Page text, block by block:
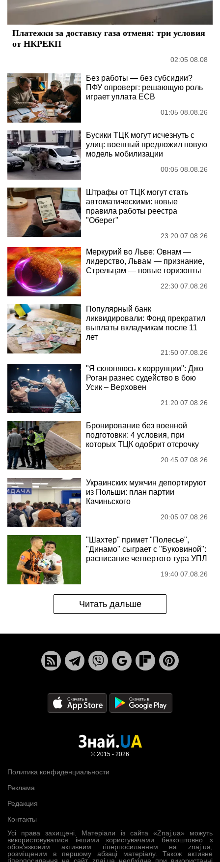
Платежки за доставку газа отменя: три условия
от НКРЕКП
02:05 08.08
Без работы — без субсидии?
ПФУ опроверг: решающую роль
играет уплата ЕСВ
01:05 08.08.26
Бусики ТЦК могут исчезнуть с
улиц: военный предложил новую
модель мобилизации
00:05 08.08.26
Штрафы от ТЦК могут стать
автоматическими: новые
правила работы реестра
"Оберег"
23:20 07.08.26
Меркурий во Льве: Овнам —
лидерство, Львам — признание,
Стрельцам — новые горизонты
22:30 07.08.26
Популярный банк
ликвидировали: Фонд прекратил
выплаты вкладчикам после 11
лет
21:50 07.08.26
"Я склоняюсь к коррупции": Джо
Роган разнес судейство в бою
Усик – Верховен
21:20 07.08.26
Бронирование без военной
подготовки: 4 условия, при
которых ТЦК одобрит отсрочку
20:45 07.08.26
Украинских мужчин депортируют
из Польши: план партии
Качиньского
20:05 07.08.26
"Шахтер" примет "Полесье",
"Динамо" сыграет с "Буковиной":
расписание четвертого тура УПЛ
19:40 07.08.26
Читать дальше
Усі права захищені. Матеріали із сайта «Znaj.ua» можуть
використовуватися іншими користувачами безкоштовно з
обов’язковим активним гіперпосиланням на znaj.ua,
розміщеним в першому абзаці матеріалу. Також активне
Политика конфиденциальности
Реклама
Редакция
Контакты
© 2015 - 2026